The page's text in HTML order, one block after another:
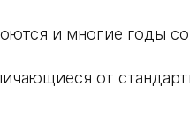
и многие годы
от